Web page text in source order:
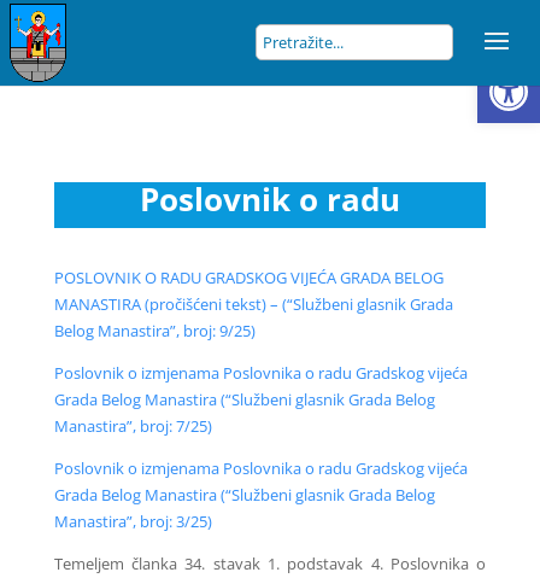
Poslovnik o radu
POSLOVNIK O RADU GRADSKOG VIJEĆA GRADA BELOG
MANASTIRA (pročišćeni tekst) – (“Službeni glasnik Grada
Belog Manastira”, broj: 9/25)
Poslovnik o izmjenama Poslovnika o radu Gradskog vijeća
Grada Belog Manastira (“Službeni glasnik Grada Belog
Manastira”, broj: 7/25)
Poslovnik o izmjenama Poslovnika o radu Gradskog vijeća
Grada Belog Manastira (“Službeni glasnik Grada Belog
Manastira”, broj: 3/25)
Temeljem članka 34. stavak 1. podstavak 4. Poslovnika o